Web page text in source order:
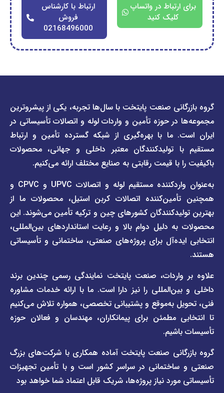
ارتباط با کارشناس
02168496000
در واتساپ
کلیک کنید
صنعت پایتخت با سال‌ها تجربه، یکی از پیشروترین
حوزه تأمین و واردات لوله و اتصالات تأسیساتی در
ما با بهره‌گیری از شبکه گسترده تأمین و ارتباط
تولیدکنندگان معتبر داخلی و جهانی، محصولات
با قیمت رقابتی به صنایع مختلف ارائه می‌کنیم.
به‌عنوان واردکننده مستقیم لوله و اتصالات UPVC و CPVC و
اتصالات کربن استیل، محصولات ما از
کشورهای چین و ترکیه تأمین می‌شوند. این
دلیل دوام بالا و رعایت استانداردهای بین‌المللی،
برای پروژه‌های صنعتی، ساختمانی و تأسیساتی
صنعت پایتخت نمایندگی رسمی چندین برند
را نیز دارا است. ما با ارائه خدمات مشاوره
به‌موقع و پشتیبانی تخصصی، همواره تلاش می‌کنیم
مطمئن برای پیمانکاران، مهندسان و فعالان حوزه
صنعت پایتخت آماده همکاری با شرکت‌های بزرگ
در سراسر کشور است و با تأمین تجهیزات
نیاز پروژه‌ها، شریک قابل اعتماد شما خواهد بود
دسترسی
سریع
صفحه
لیست
قیمت
صفحه
برند
پیمتاش
صفحه
برند
فاراب
پول
دسترسی
سریع
درباره
ما
قوانین
و
مقررات
وبلاگ
خبری